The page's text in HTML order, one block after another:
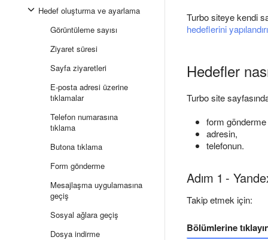
Hedef oluşturma ve ayarlama
Görüntüleme sayısı
Ziyaret süresi
Sayfa ziyaretleri
E-posta adresi üzerine
tıklamalar
Telefon numarasına
tıklama
Butona tıklama
Form gönderme
Mesajlaşma uygulamasına
geçiş
Sosyal ağlara geçiş
Dosya indirme
Turbo siteye kendi
hedeflerini
Hedefler
Turbo site
form
adresin,
telefonun.
Adım 1 -
Takip etmek için:
Bölümlerine